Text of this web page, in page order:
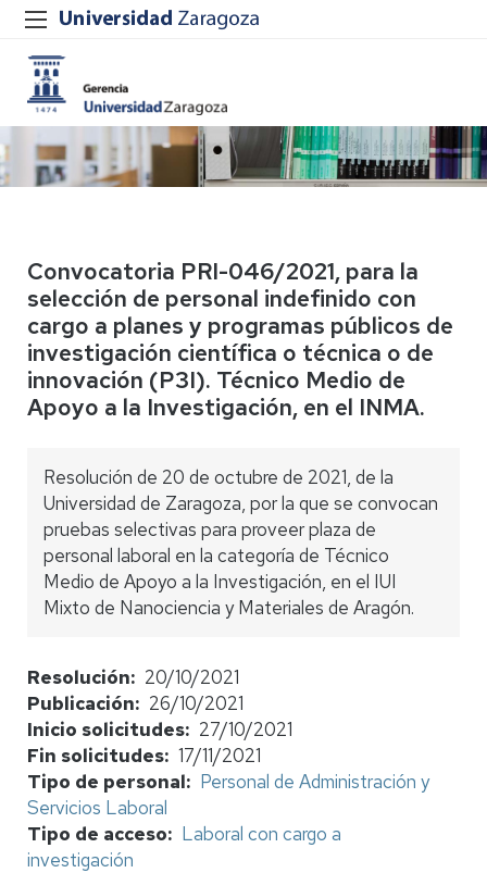
Convocatoria PRI-046/2021, para la
selección de personal indefinido con
cargo a planes y programas públicos de
investigación científica o técnica o de
innovación (P3I). Técnico Medio de
Apoyo a la Investigación, en el INMA.
Resolución de 20 de octubre de 2021, de la
Universidad de Zaragoza, por la que se convocan
pruebas selectivas para proveer plaza de
personal laboral en la categoría de Técnico
Medio de Apoyo a la Investigación, en el IUI
Mixto de Nanociencia y Materiales de Aragón.
Resolución
20/10/2021
Publicación
26/10/2021
Inicio solicitudes
27/10/2021
Fin solicitudes 17/11/2021
Tipo de personal
Personal de Administración y
Servicios Laboral
Tipo de acceso
Laboral con cargo a
investigación